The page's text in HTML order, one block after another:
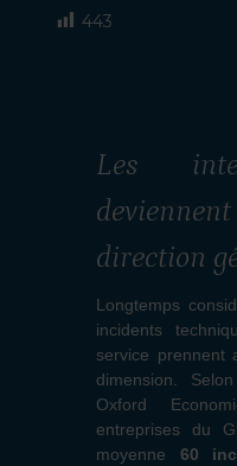
443
Les
direction
Longtemps
incidents
service prennent
dimension.
Oxford
entreprises du
moyenne 60